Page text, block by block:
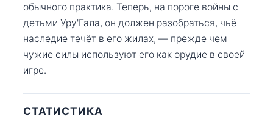
обычного практика. Теперь, на пороге войны с
детьми Уру'Гала, он должен разобраться, чьё
наследие течёт в его жилах, — прежде чем
чужие силы используют его как орудие в своей
игре.
СТАТИСТИКА